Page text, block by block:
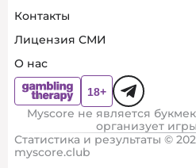
Контакты
Лицензия СМИ
О нас
Myscore не является
организует
Статистика и результаты ©
myscore.club